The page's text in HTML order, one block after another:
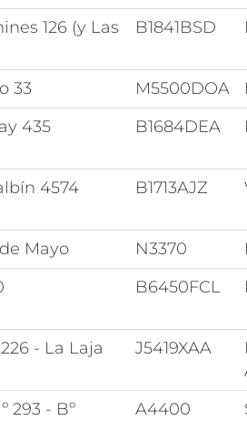
126 (y Las
B1841BSD
33 M5500DOA
435 B1684DEA
4574 B1713AJZ
Mayo N3370
B6450FCL
- La Laja J5419XAA
293 - Bº
A4400